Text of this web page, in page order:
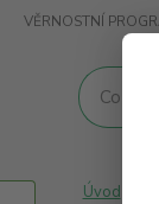
VĚRNOSTNÍ
Úvod